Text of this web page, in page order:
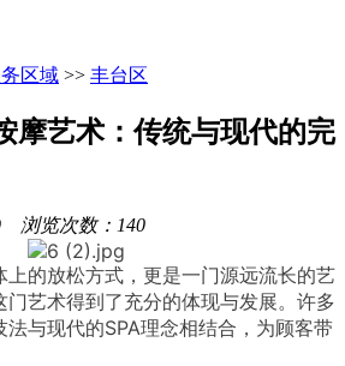
区域 >> 丰台区
摩艺术：传统与现代的完
浏览次数：140
上的放松方式，更是一门源远流长的艺
艺术得到了充分的体现与发展。许多
与现代的SPA理念相结合，为顾客带